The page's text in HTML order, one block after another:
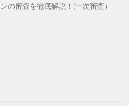
の審査を徹底解説！(一次審査）